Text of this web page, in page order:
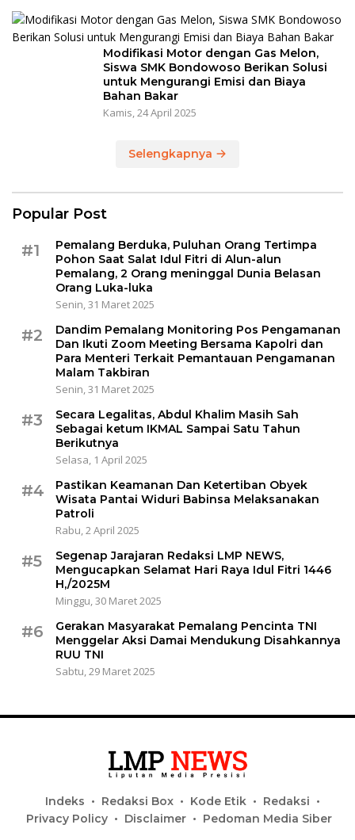
Modifikasi Motor dengan Gas Melon,
Siswa SMK Bondowoso Berikan Solusi
untuk Mengurangi Emisi dan Biaya
Bahan Bakar
Kamis, 24 April 2025
Selengkapnya
Popular Post
#1
Pemalang Berduka, Puluhan Orang Tertimpa
Pohon Saat Salat Idul Fitri di Alun-alun
Pemalang, 2 Orang meninggal Dunia Belasan
Orang Luka-luka
Senin, 31 Maret 2025
#2
Dandim Pemalang Monitoring Pos Pengamanan
Dan Ikuti Zoom Meeting Bersama Kapolri dan
Para Menteri Terkait Pemantauan Pengamanan
Malam Takbiran
Senin, 31 Maret 2025
#3
Secara Legalitas, Abdul Khalim Masih Sah
Sebagai ketum IKMAL Sampai Satu Tahun
Berikutnya
Selasa, 1 April 2025
#4
Pastikan Keamanan Dan Ketertiban Obyek
Wisata Pantai Widuri Babinsa Melaksanakan
Patroli
Rabu, 2 April 2025
#5
Segenap Jarajaran Redaksi LMP NEWS,
Mengucapkan Selamat Hari Raya Idul Fitri 1446
H,/2025M
Minggu, 30 Maret 2025
#6
Gerakan Masyarakat Pemalang Pencinta TNI
Menggelar Aksi Damai Mendukung Disahkannya
RUU TNI
Sabtu, 29 Maret 2025
Indeks Redaksi Box Kode Etik
Redaksi
Privacy Policy
Disclaimer Pedoman Media Siber